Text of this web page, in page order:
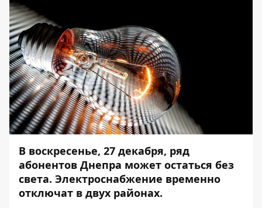
В воскресенье, 27 декабря, ряд
абонентов Днепра может остаться без
света. Электроснабжение временно
отключат в двух районах.